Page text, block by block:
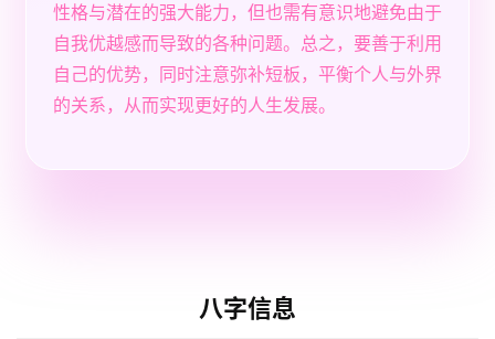
性格与潜在的强大能力，但也需有意识地避免由于
自我优越感而导致的各种问题。总之，要善于利用
自己的优势，同时注意弥补短板，平衡个人与外界
的关系，从而实现更好的人生发展。
八字信息